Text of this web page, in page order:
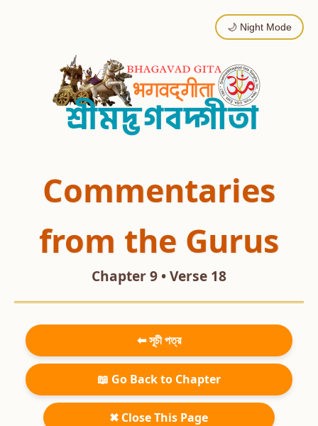
🌙 Night Mode
Commentaries
from the Gurus
Chapter 9 • Verse 18
⬅ সূচী পত্র
📖 Go Back to Chapter
✖ Close This Page